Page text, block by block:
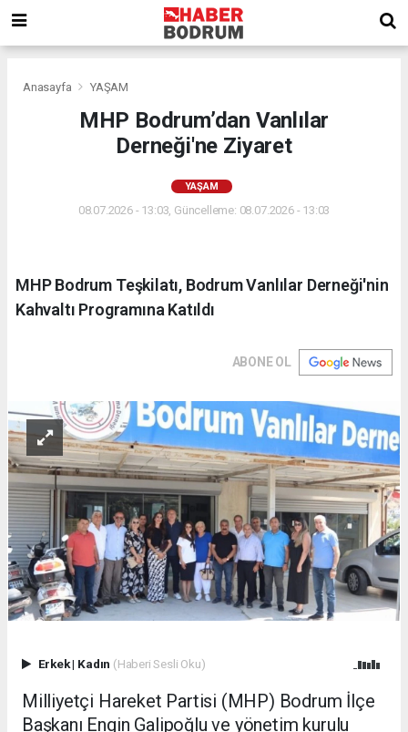
Anasayfa YAŞAM
MHP Bodrum’dan Vanlılar
Derneği'ne Ziyaret
YAŞAM
08.07.2026 - 13:03, Güncelleme: 08.07.2026 - 13:03
MHP Bodrum Teşkilatı, Bodrum Vanlılar Derneği'nin
Kahvaltı Programına Katıldı
ABONE OL
Erkek| Kadın (Haberi Sesli Oku)
Milliyetçi Hareket Partisi (MHP) Bodrum İlçe
Başkanı Engin Galipoğlu ve yönetim kurulu